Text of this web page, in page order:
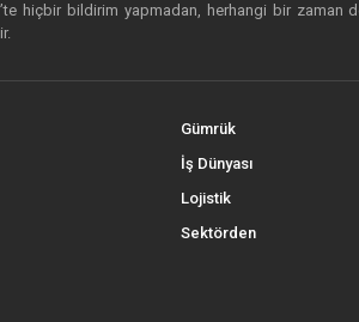
hiçbir bildirim yapmadan, herhangi bir
Gümrük
İş Dünyası
Lojistik
Sektörden